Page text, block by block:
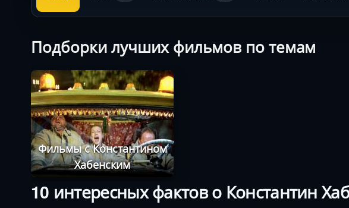
Подборки лучших фильмов по темам
Фильмы с Константином
Хабенским
10 интересных фактов о Константин